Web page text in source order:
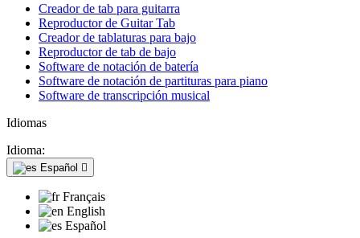
Creador de tab para guitarra
Reproductor de Guitar Tab
Creador de tablaturas para bajo
Reproductor de tab de bajo
Software de notación de batería
Software de notación de partituras para piano
Software de transcripción musical
Idiomas
Idioma:
Español 
Français
English
Español